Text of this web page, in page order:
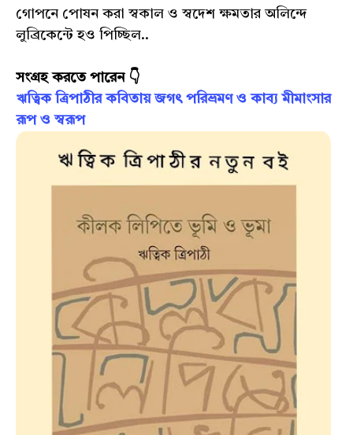
গোপনে পোষন করা স্বকাল ও স্বদেশ ক্ষমতার অলিন্দে
লুব্রিকেন্টে হও পিচ্ছিল..
সংগ্রহ করতে পারেন 👇
ঋত্বিক ত্রিপাঠীর কবিতায় জগৎ পরিভ্রমণ ও কাব‍্য মীমাংসার
রূপ ও স্বরূপ